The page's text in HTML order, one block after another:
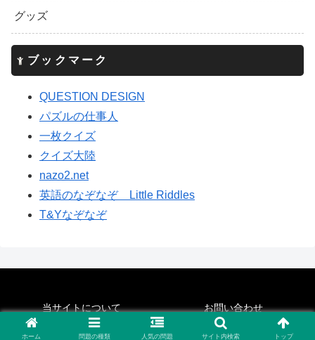
グッズ
ブックマーク
QUESTION DESIGN
パズルの仕事人
一枚クイズ
クイズ大陸
nazo2.net
英語のなぞなぞ Little Riddles
T&Yなぞなぞ
当サイトについて お問い合わせ
© 2013-2026 名問なぞなぞクイズ学院.
ホーム 問題の種類 人気の問題 サイト内検索 トップ